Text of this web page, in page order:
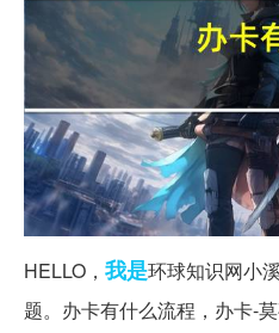
HELLO， 我是环球知识网小
题。办卡有什么流程，办卡-